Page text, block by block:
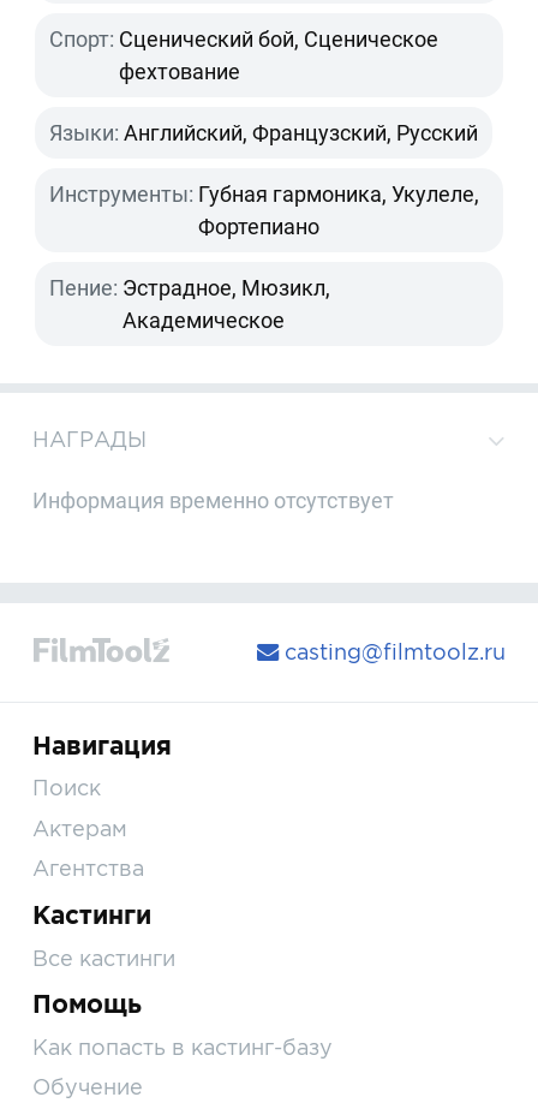
Спорт: Сценический бой, Сценическое
фехтование
Языки: Английский, Французский, Русский
Инструменты: Губная гармоника, Укулеле,
Фортепиано
Пение: Эстрадное, Мюзикл,
Академическое
НАГРАДЫ
Информация временно отсутствует
casting@filmtoolz.ru
Навигация
Поиск
Актерам
Агентства
Кастинги
Все кастинги
Помощь
Как попасть в кастинг-базу
Обучение